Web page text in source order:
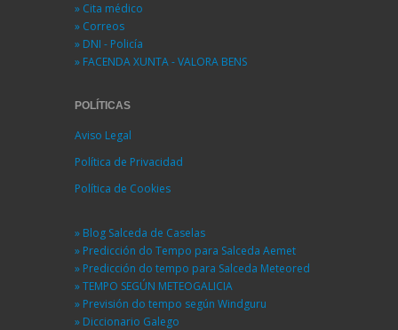
» Cita médico
» Correos
» DNI - Policía
» FACENDA XUNTA - VALORA BENS
POLÍTICAS
Aviso Legal
Política de Privacidad
Política de Cookies
» Blog Salceda de Caselas
» Predicción do Tempo para Salceda Aemet
» Predicción do tempo para Salceda Meteored
» TEMPO SEGÚN METEOGALICIA
» Previsión do tempo según Windguru
» Diccionario Galego